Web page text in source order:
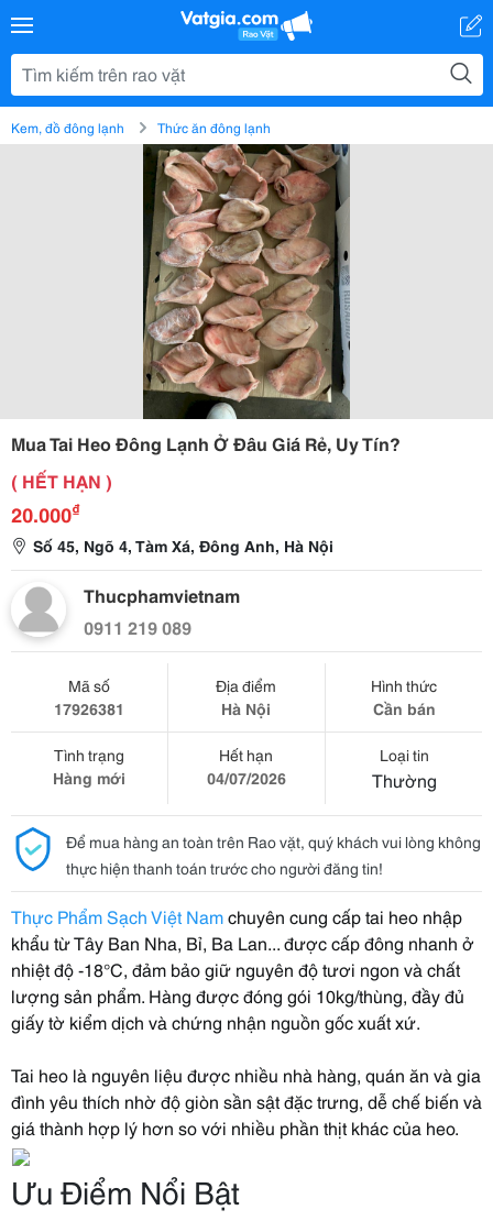
Kem, đồ đông lạnh Thức ăn đông lạnh
Mua Tai Heo Đông Lạnh Ở Đâu Giá Rẻ, Uy Tín?
( HẾT HẠN )
20.000₫
Số 45, Ngõ 4, Tàm Xá, Đông Anh, Hà Nội
Thucphamvietnam
0911 219 089
Mã số
17926381
Địa điểm
Hà Nội
Hình thức
Cần bán
Tình trạng
Hàng mới
Hết hạn
04/07/2026
Loại tin
Thường
Để mua hàng an toàn trên Rao vặt, quý khách vui lòng không
thực hiện thanh toán trước cho người đăng tin!
Thực Phẩm Sạch Việt Namchuyên cung cấp tai heo nhập
khẩu từ Tây Ban Nha, Bỉ, Ba Lan... được cấp đông nhanh ở
nhiệt độ -18°C, đảm bảo giữ nguyên độ tươi ngon và chất
lượng sản phẩm. Hàng được đóng gói 10kg/thùng, đầy đủ
giấy tờ kiểm dịch và chứng nhận nguồn gốc xuất xứ.
Tai heo là nguyên liệu được nhiều nhà hàng, quán ăn và gia
đình yêu thích nhờ độ giòn sần sật đặc trưng, dễ chế biến và
giá thành hợp lý hơn so với nhiều phần thịt khác của heo.
Ưu Điểm Nổi Bật